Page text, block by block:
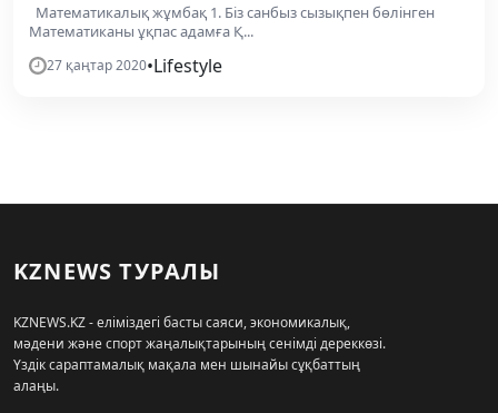
Математикалық жұмбақ 1. Біз санбыз сызықпен бөлінген
Математиканы ұқпас адамға Қ...
27 қаңтар 2020•Lifestyle
KZNEWS ТУРАЛЫ
KZNEWS.KZ - еліміздегі басты саяси, экономикалық,
мәдени және спорт жаңалықтарының сенімді дереккөзі.
Үздік сараптамалық мақала мен шынайы сұқбаттың
алаңы.